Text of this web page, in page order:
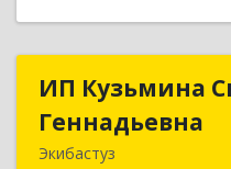
ИП Кузьмина
Геннадьевна
Экибастуз
ИП